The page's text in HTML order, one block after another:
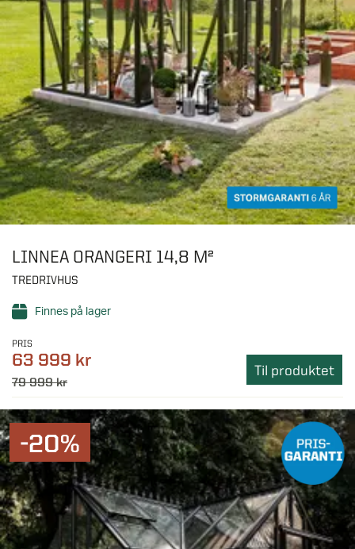
LINNEA ORANGERI 14,8 M²
TREDRIVHUS
Finnes på lager
PRIS
63 999 kr
79 999 kr
Til produktet
-20%